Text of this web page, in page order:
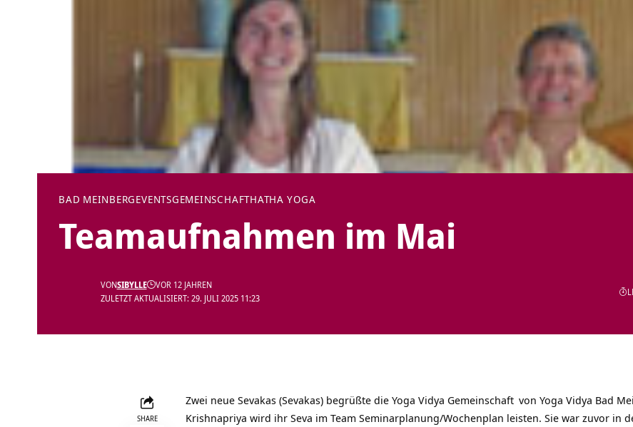
BAD MEINBERGEVENTSGEMEINSCHAFTHATHA YOGA
Teamaufnahmen im Mai
ZULETZT AKTUALISIERT: 29. JULI 2025 11:23
VONSIBYLLE VOR 12 JAHREN
SHARE
Zwei neue Sevakas (Sevakas) begrüßte die Yoga Vidya Gemeinschaft von Yoga Vidya Bad
Krishnapriya wird ihr Seva im Team Seminarplanung/Wochenplan leisten. Sie war zuvor in